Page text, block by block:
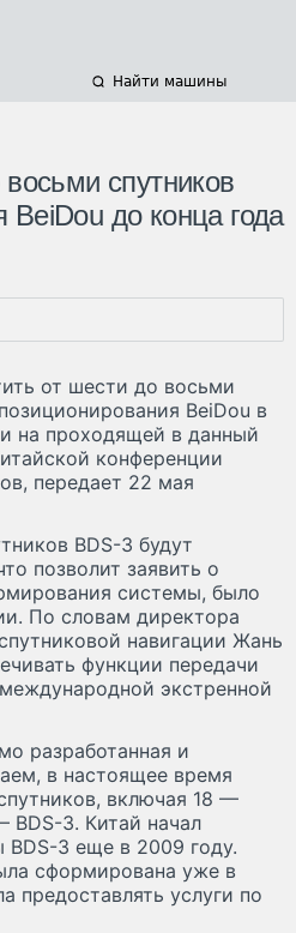
Найти машины
спутников
BeiDou до конца года
от шести до восьми
BeiDou в
на проходящей в данный
конференции
передает 22 мая
BDS-3 будут
позволит заявить о
системы, было
По словам директора
навигации Жань
функции передачи
экстренной
разработанная и
в настоящее время
включая 18 —
BDS-3. Китай начал
BDS-3 еще в 2009 году.
сформирована уже в
предоставлять услуги по